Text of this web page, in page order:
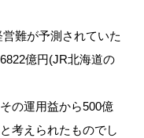
難が予測されていた
億円(JR北海道の
の運用益から500億
考えられたものでし